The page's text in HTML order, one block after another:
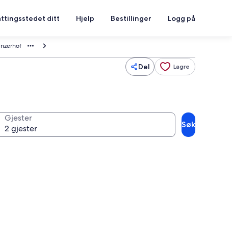
ditt Hjelp Bestillinger Logg på
Del Lagre
Gjester
Søk